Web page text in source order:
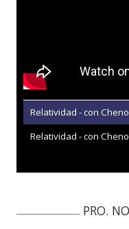
Relatividad - con
Relatividad - con
PRO.